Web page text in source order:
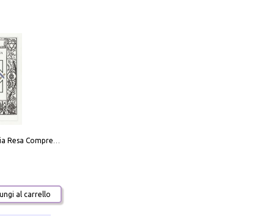
La Massoneria Resa Comprensibile ai Suoi Adepti. Vol. 3: il Maestro.
al carrello